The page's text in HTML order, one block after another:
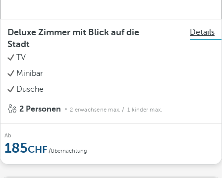
Deluxe Zimmer mit Blick auf die
Stadt
Details
TV
Minibar
Dusche
2 Personen 2 erwachsene max. / 1 kinder max.
Ab
185 /Übernachtung